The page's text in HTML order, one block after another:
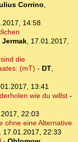
Corrino,
14:58
Jermak, 17.01.2017,
die
(mT) - DT,
13:41
wie du willst-
22:03
ohne eine Alternative
, 17.01.2017, 22:33